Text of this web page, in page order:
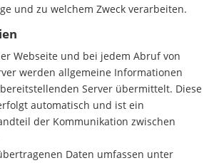
und zu welchem Zweck verarbeiten.
Webseite und bei jedem Abruf von
werden allgemeine Informationen
Server übermittelt. Diese
automatisch und ist ein
der Kommunikation zwischen
Daten umfassen unter